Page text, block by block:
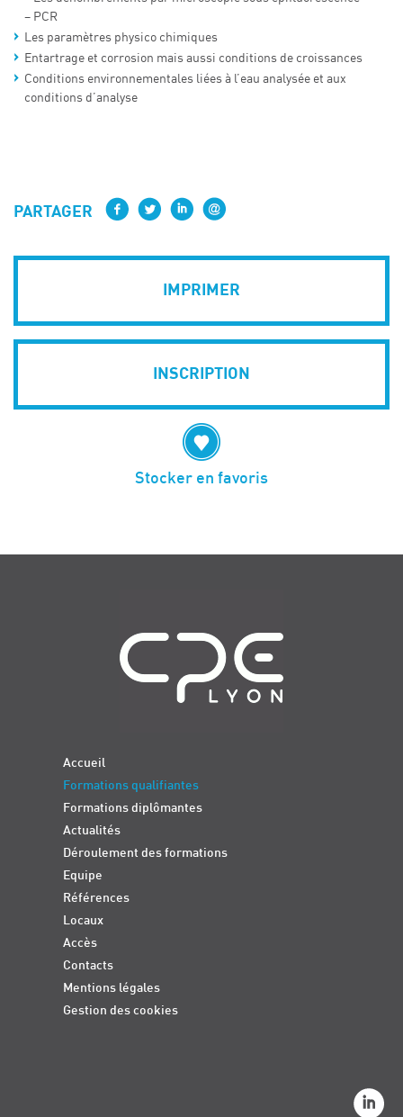
– PCR
Les paramètres physico chimiques
Entartrage et corrosion mais aussi conditions de croissances
Conditions environnementales liées à l’eau analysée et aux
conditions d’analyse
PARTAGER
IMPRIMER
INSCRIPTION
Stocker en favoris
Accueil
Formations qualifiantes
Formations diplômantes
Actualités
Déroulement des formations
Equipe
Références
Locaux
Accès
Contacts
Mentions légales
Gestion des cookies